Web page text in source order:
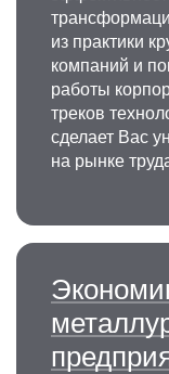
из практики
компаний и
работы
треков
сделает Вас
на рынке